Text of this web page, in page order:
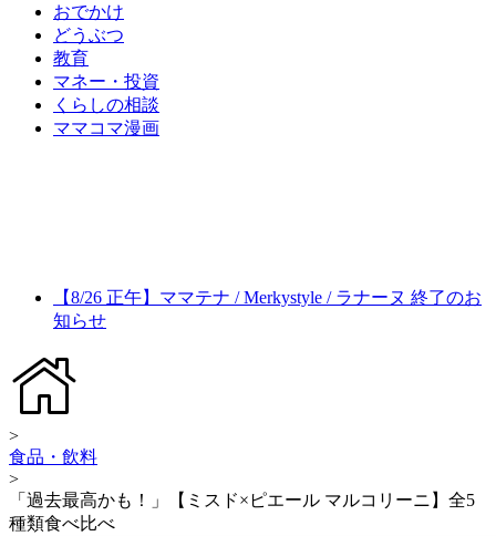
おでかけ
どうぶつ
教育
マネー・投資
くらしの相談
ママコマ漫画
【8/26 正午】ママテナ / Merkystyle / ラナーヌ 終了のお
知らせ
>
食品・飲料
>
「過去最高かも！」【ミスド×ピエール マルコリーニ】全5
種類食べ比べ